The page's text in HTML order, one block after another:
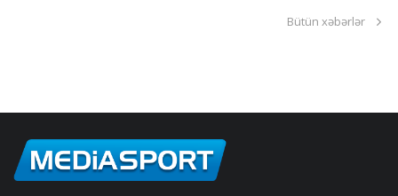
Bütün xəbərlər